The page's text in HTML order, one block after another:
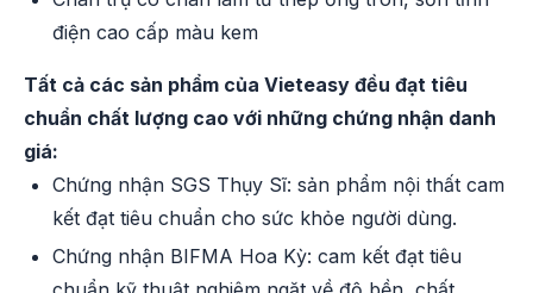
điện cao cấp màu kem
Tất cả các sản phẩm của Vieteasy đều đạt tiêu
chuẩn chất lượng cao với những chứng nhận danh
giá:
Chứng nhận SGS Thụy Sĩ: sản phẩm nội thất cam
kết đạt tiêu chuẩn cho sức khỏe người dùng.
Chứng nhận BIFMA Hoa Kỳ: cam kết đạt tiêu